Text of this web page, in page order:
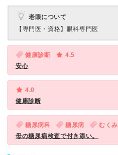
老眼について
【専門医・資格】 眼科専門医
健康診断
4.5
安心
4.0
健康診断
糖尿病科 糖尿病 むくみ
母の糖尿病検査で付き添い。